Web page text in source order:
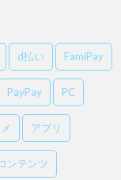
d払い FamiPay
PayPay PC
アプリ
ンテンツ